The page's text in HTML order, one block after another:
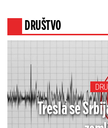
DRUŠTVO
Tresla se